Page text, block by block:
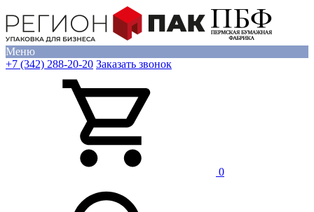
Меню
+7 (342) 288-20-20 Заказать звонок
0